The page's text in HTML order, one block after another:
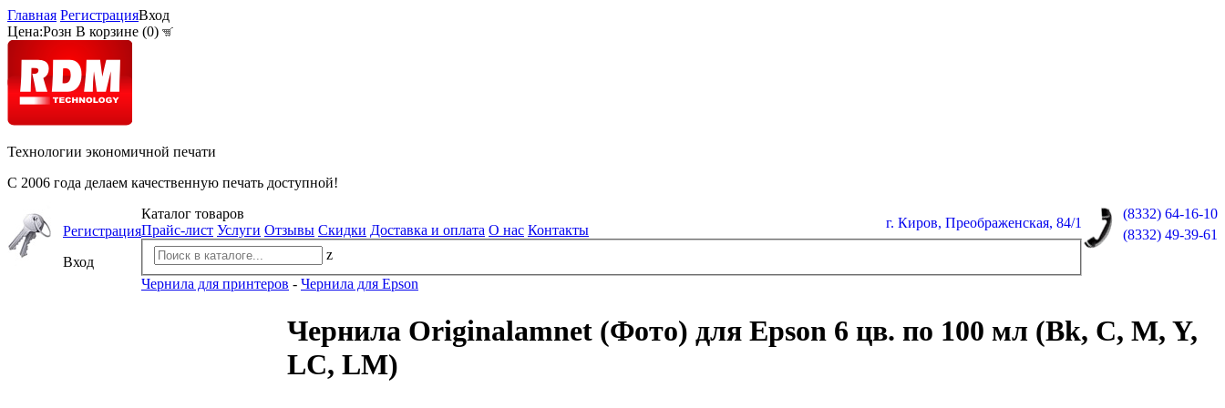
Главная РегистрацияВход
Цена:Розн В корзине (0)
Технологии экономичной печати
С 2006 года делаем качественную печать доступной!
(8332) 64-16-10
(8332) 49-39-61
г. Киров, Преображенская, 84/1
Регистрация
Вход
Каталог товаров
Прайс-лист Услуги Отзывы Скидки Доставка и оплата О нас Контакты
z
Чернила для принтеров - Чернила для Epson
Чернила Originalamnet (Фото) для Epson 6 цв. по 100 мл (Bk, C, M, Y,
LC, LM)